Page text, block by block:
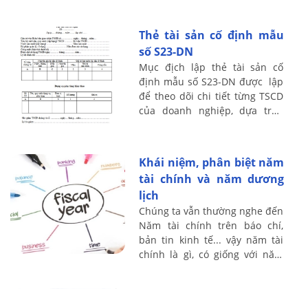
...
Thẻ tài sản cố định mẫu
số S23-DN
Mục địch lập thẻ tài sản cố
định mẫu số S23-DN được lập
để theo dõi chi tiết từng TSCD
của doanh nghiệp, dựa trên
Khái niệm, phân biệt năm
tài chính và năm dương
lịch
Chúng ta vẫn thường nghe đến
Năm tài chính trên báo chí,
bản tin kinh tế... vậy năm tài
chính là gì, có giống với năm